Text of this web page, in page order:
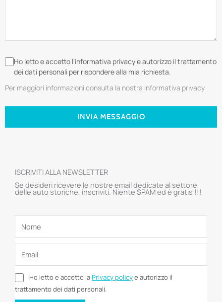
Ho letto e accetto l'informativa privacy e autorizzo il trattamento
dei dati personali per rispondere alla mia richiesta.
Per maggiori informazioni consulta la nostra informativa privacy
INVIA MESSAGGIO
ISCRIVITI ALLA NEWSLETTER
Se desideri ricevere le nostre email dedicate al settore
delle auto storiche, inscriviti. Niente SPAM ed è gratis !!!
Ho letto e accetto laPrivacy policye autorizzo il
trattamento dei dati personali.